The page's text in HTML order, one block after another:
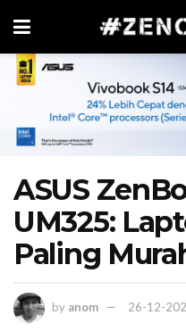
ASUS
UM325:
Paling
by anom 26-12-